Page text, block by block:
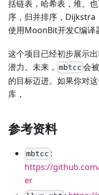
括链表，哈希表，堆。
序，归并排序，
使用MoonBit开发C编译
这个项目已经初步展示
潜力。未来， mbtcc 会
的目标迈进。如果你对
库，
参考资料
mbtcc :
https://
er